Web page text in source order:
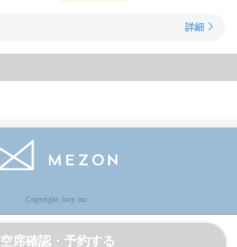
詳細
空席確認・予約する
Copyright Jocy inc.